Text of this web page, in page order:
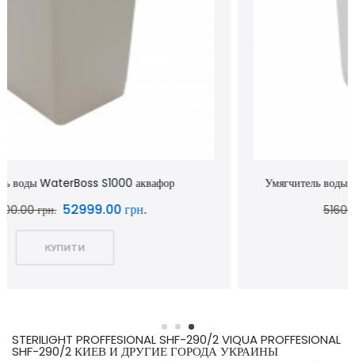
Умягчитель воды WaterBoss S800 аквафор waterboss
51600.00 грн.
STERILIGHT PROFFESIONAL SHF-290/2 VIQUA PROFFESIONAL
SHF-290/2 КИЕВ И ДРУГИЕ ГОРОДА УКРАИНЫ